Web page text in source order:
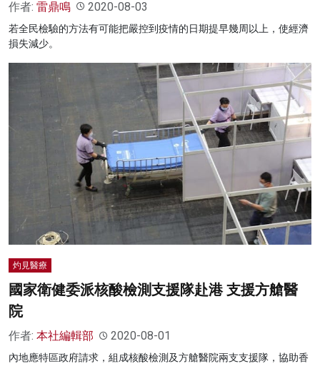
作者: 雷鼎鳴 2020-08-03
若全民檢驗的方法有可能把嚴控到疫情的日期提早幾周以上，使經濟
損失減少。
灼見醫療
國家衛健委派核酸檢測支援隊赴港 支援方艙醫
院
作者: 本社編輯部 2020-08-01
內地應特區政府請求，組成核酸檢測及方艙醫院兩支支援隊，協助香